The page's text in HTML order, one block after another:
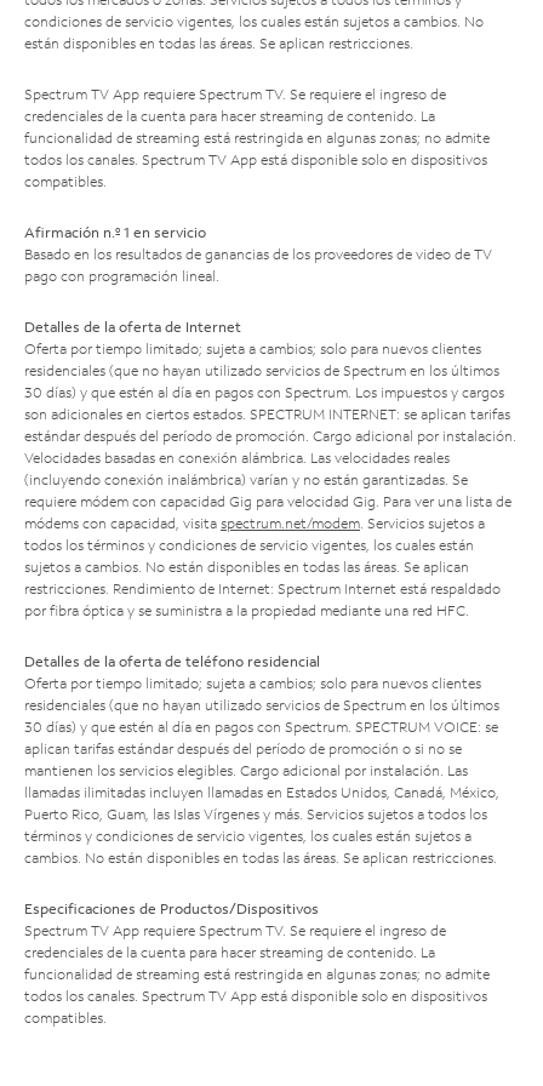
condiciones de servicio vigentes, los cuales están sujetos a cambios. No
están disponibles en todas las áreas. Se aplican restricciones.
Spectrum TV App requiere Spectrum TV. Se requiere el ingreso de
credenciales de la cuenta para hacer streaming de contenido. La
funcionalidad de streaming está restringida en algunas zonas; no admite
todos los canales. Spectrum TV App está disponible solo en dispositivos
compatibles.
Afirmación n.º 1 en servicio
Basado en los resultados de ganancias de los proveedores de video de TV
pago con programación lineal.
Detalles de la oferta de Internet
Oferta por tiempo limitado; sujeta a cambios; solo para nuevos clientes
residenciales (que no hayan utilizado servicios de Spectrum en los últimos
30 días) y que estén al día en pagos con Spectrum. Los impuestos y cargos
son adicionales en ciertos estados. SPECTRUM INTERNET: se aplican tarifas
estándar después del período de promoción. Cargo adicional por instalación.
Velocidades basadas en conexión alámbrica. Las velocidades reales
(incluyendo conexión inalámbrica) varían y no están garantizadas. Se
requiere módem con capacidad Gig para velocidad Gig. Para ver una lista de
módems con capacidad, visita spectrum.net/modem. Servicios sujetos a
todos los términos y condiciones de servicio vigentes, los cuales están
sujetos a cambios. No están disponibles en todas las áreas. Se aplican
restricciones. Rendimiento de Internet: Spectrum Internet está respaldado
por fibra óptica y se suministra a la propiedad mediante una red HFC.
Detalles de la oferta de teléfono residencial
Oferta por tiempo limitado; sujeta a cambios; solo para nuevos clientes
residenciales (que no hayan utilizado servicios de Spectrum en los últimos
30 días) y que estén al día en pagos con Spectrum. SPECTRUM VOICE: se
aplican tarifas estándar después del período de promoción o si no se
mantienen los servicios elegibles. Cargo adicional por instalación. Las
llamadas ilimitadas incluyen llamadas en Estados Unidos, Canadá, México,
Puerto Rico, Guam, las Islas Vírgenes y más. Servicios sujetos a todos los
términos y condiciones de servicio vigentes, los cuales están sujetos a
cambios. No están disponibles en todas las áreas. Se aplican restricciones.
Especificaciones de Productos/Dispositivos
Spectrum TV App requiere Spectrum TV. Se requiere el ingreso de
credenciales de la cuenta para hacer streaming de contenido. La
funcionalidad de streaming está restringida en algunas zonas; no admite
todos los canales. Spectrum TV App está disponible solo en dispositivos
compatibles.